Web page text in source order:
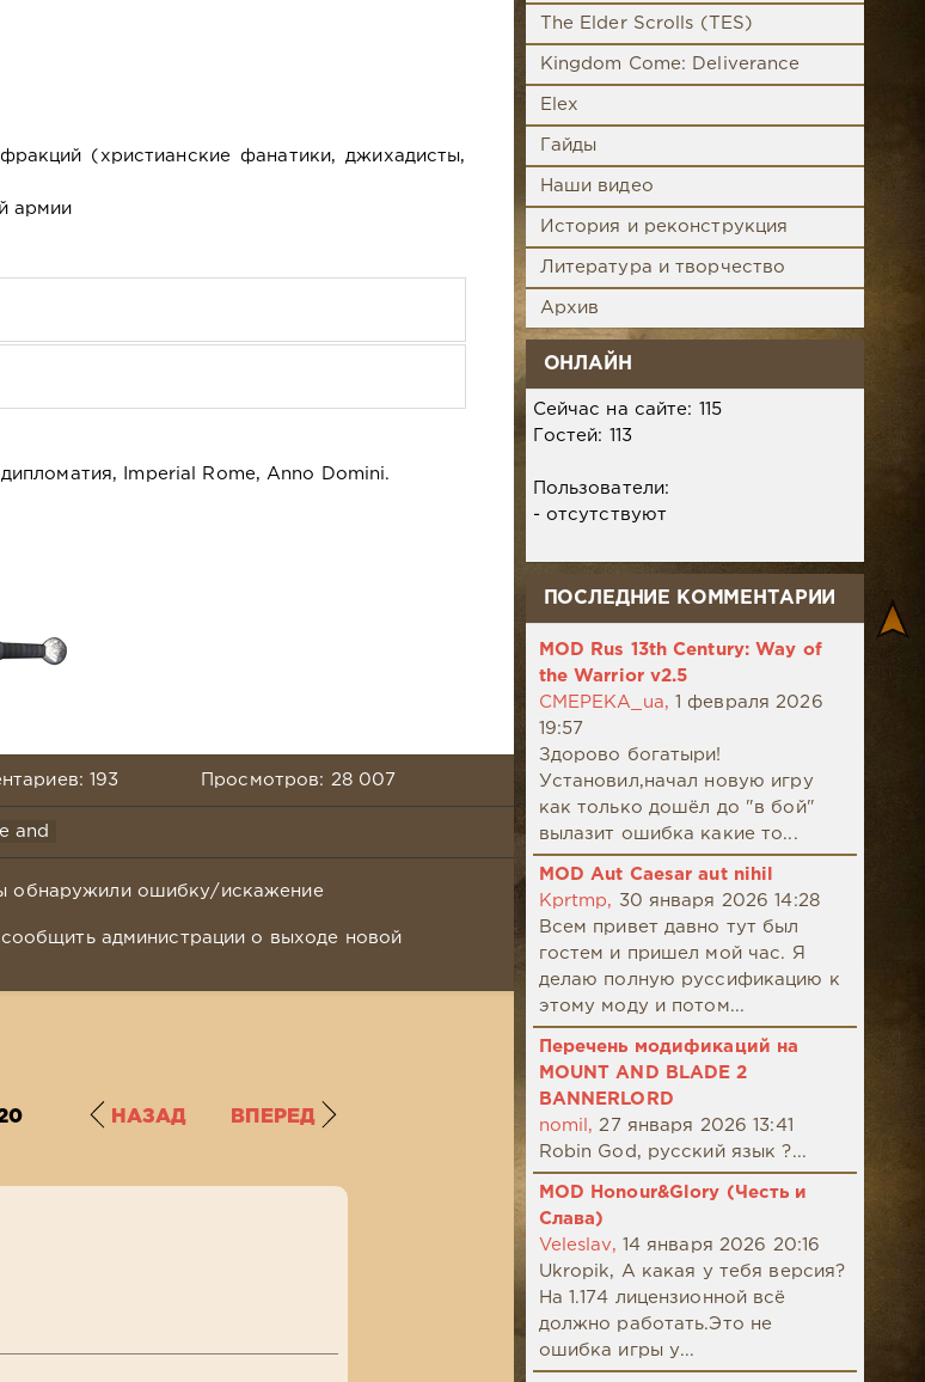
(христианские фанатики, джихадисты,
армии
Imperial Rome, Anno Domini.
193 Просмотров: 28 007
and
обнаружили ошибку/искажение
администрации о выходе новой
НАЗАД ВПЕРЕД
The Elder Scrolls (TES)
Kingdom Come: Deliverance
Elex
Гайды
Наши видео
История и реконструкция
Литература и творчество
Архив
ОНЛАЙН
Сейчас на сайте: 115
Гостей: 113
Пользователи:
- отсутствуют
ПОСЛЕДНИЕ КОММЕНТАРИИ
MOD Rus 13th Century: Way of
the Warrior v2.5
CMEPEKA_ua,
1 февраля 2026
19:57
Здорово богатыри!
Установил,начал новую игру
как только дошёл до "в бой"
вылазит ошибка какие то...
MOD Aut Caesar aut nihil
Kprtmp,
30 января 2026 14:28
Всем привет давно тут был
гостем и пришел мой час. Я
делаю полную руссификацию к
этому моду и потом...
Перечень модификаций на
MOUNT AND BLADE 2
BANNERLORD
nomil, 27 января 2026 13:41
Robin God, русский язык ?...
MOD Honour&Glory (Честь и
Слава)
Veleslav,
14 января 2026 20:16
Ukropik, А какая у тебя версия?
На 1.174 лицензионной всё
должно работать.Это не
ошибка игры у...